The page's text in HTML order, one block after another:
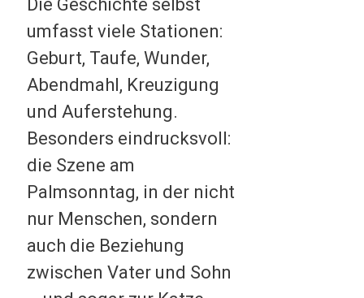
Die Geschichte selbst
umfasst viele Stationen:
Geburt, Taufe, Wunder,
Abendmahl, Kreuzigung
und Auferstehung.
Besonders eindrucksvoll:
die Szene am
Palmsonntag, in der nicht
nur Menschen, sondern
auch die Beziehung
zwischen Vater und Sohn